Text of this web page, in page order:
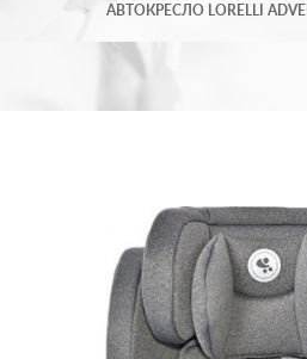
АВТОКРЕСЛО LORELLI